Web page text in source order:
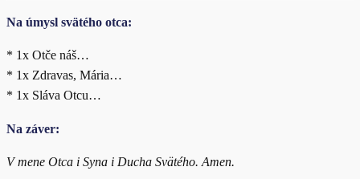
Na úmysl svätého otca:
* 1x Otče náš…
* 1x Zdravas, Mária…
* 1x Sláva Otcu…
Na záver:
V mene Otca i Syna i Ducha Svätého. Amen.